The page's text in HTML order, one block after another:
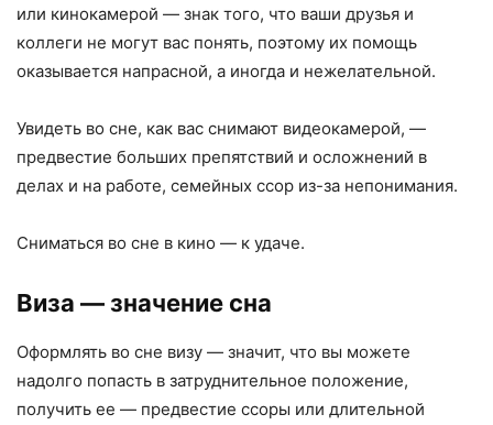
или кинокамерой — знак того, что ваши друзья и
коллеги не могут вас понять, поэтому их помощь
оказывается напрасной, а иногда и нежелательной.
Увидеть во сне, как вас снимают видеокамерой, —
предвестие больших препятствий и осложнений в
делах и на работе, семейных ссор из-за непонимания.
Сниматься во сне в кино — к удаче.
Виза — значение сна
Оформлять во сне визу — значит, что вы можете
надолго попасть в затруднительное положение,
получить ее — предвестие ссоры или длительной